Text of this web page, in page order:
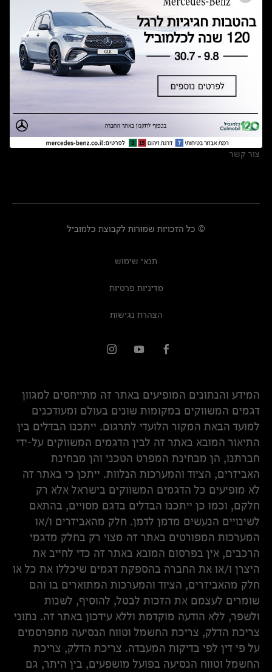
תקנון ימי מכירות 120 לכלמוביל
מצאו אותנו
אולמות תצוגה
מרכזי שירות
צור קשר
© כל הזכויות שמורות לקבוצת כלמוביל
תנאי שימוש
מדיניות פרטיות
הצהרת נגישות
המידע והנתונים המופיעים באתר זה מתייחסים למגוון
דגמים המשווקים במקומות שונים בעולם ומעודכנים
למועד הבאת המקור הלועדי לתרגום. ייתכנו הבדלים בין
התיאור המובא באתר זה לבין הדגמים המשווקים על-ידי
חברתנו, הן מבחינת המפרט הטכני והן מבחינת
האביזרים, הציוד והמערכות הנלוות. ייתכן כי באתר זה
לא מופיעים כל הדגמים המשווקים בישראל אלא רק
חלקם, וכמו כן ייתכנו הבדלים בדגם מסויים, בהתאם
לשינויים הנעשים מדמן לדמן. חלק מהאביזרים ו/או
המערכות המפורטים באתר זה מצוי רק בחלק מדגמי
הרכבים, אין בפרסום המובא באתר זה כדי לחייב את
היצרן ו/או את החברה בהספקת דגמים שיכללו את כל או
חלק מהאביזרים, הציוד והמערכות המתוארים בו והם
שומרים לעצמם את הזכות לבטל, להוסיף, לשנות
ולשפר, ללא הודעה מוקדמת וללא עידכון באתר זה. נתוני
צריכת הדלק, צריכת החשמל וטווח הנסיעה מתפרסמים
על פי דין לפי בדיקות המעבדה. צריכת הדלק, צריכת
החשמל וטווח הנסיעה בפועל מושפעים, בין היתר, גם